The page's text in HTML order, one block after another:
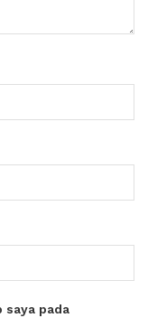
saya pada